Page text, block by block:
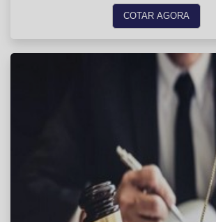
COTAR AGORA